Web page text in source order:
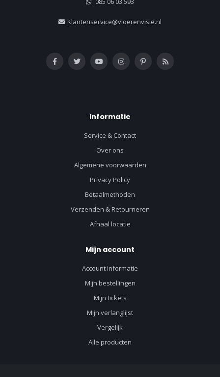
Klantenservice@vloerenvisie.nl
Informatie
Service & Contact
Over ons
Algemene voorwaarden
Privacy Policy
Betaalmethoden
Verzenden & Retourneren
Afhaal locatie
Mijn account
Account informatie
Mijn bestellingen
Mijn tickets
Mijn verlanglijst
Vergelijk
Alle producten